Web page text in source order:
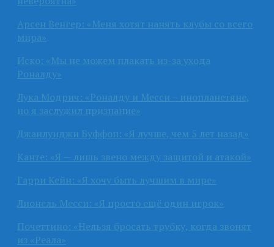
Арсен Венгер: «Меня хотят нанять клубы со всего
мира»
Иско: «Мы не можем плакать из-за ухода
Роналду»
Лука Модрич: «Роналду и Месси – инопланетяне,
но я заслужил признание»
Джанлуиджи Буффон: «Я лучше, чем 5 лет назад»
Канте: «Я — лишь звено между защитой и атакой»
Гарри Кейн: «Я хочу быть лучшим в мире»
Лионель Месси: «Я просто ещё один игрок»
Почеттино: «Нельзя бросать трубку, когда звонят
из «Реала»